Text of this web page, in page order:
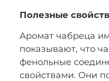
Полезные
Аромат чабреца
показывают, что
фенольные
свойствами. Они